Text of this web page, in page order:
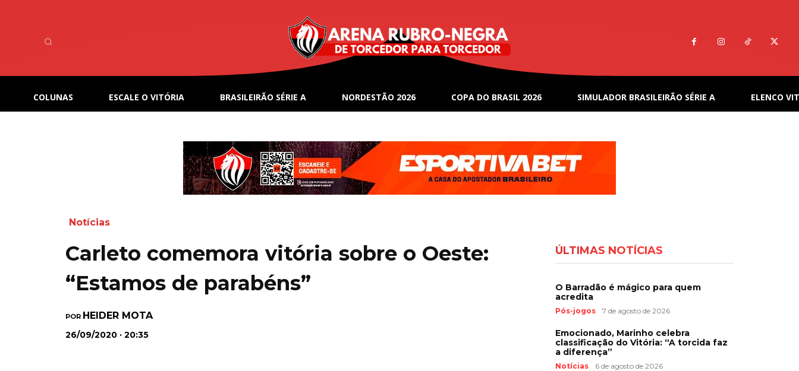
COLUNAS ESCALE O VITÓRIA BRASILEIRÃO SÉRIE A NORDESTÃO 2026 COPA DO BRASIL 2026 SIMULADOR BRASILEIRÃO SÉRIE A ELENCO
Notícias
Carleto comemora vitória sobre o Oeste:
“Estamos de parabéns”
POR HEIDER MOTA
26/09/2020 · 20:35
ÚLTIMAS NOTÍCIAS
O Barradão é mágico para quem
acredita
Pós-jogos 7 de agosto de 2026
Emocionado, Marinho celebra
classificação do Vitória: “A torcida faz
a diferença”
Notícias 6 de agosto de 2026